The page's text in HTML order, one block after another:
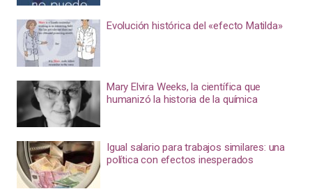
Evolución histórica del «efecto Matilda»
Mary Elvira Weeks, la científica que
humanizó la historia de la química
Igual salario para trabajos similares: una
política con efectos inesperados